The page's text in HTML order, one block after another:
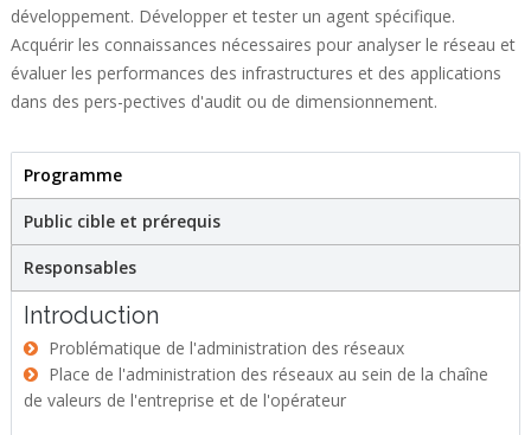
développement. Développer et tester un agent spécifique.
Acquérir les connaissances nécessaires pour analyser le réseau et
évaluer les performances des infrastructures et des applications
dans des pers-pectives d'audit ou de dimensionnement.
Stage
Programme(active tab)
Public cible et prérequis
Responsables
Introduction
Problématique de l'administration des réseaux
de valeurs de l'entreprise et de l'opérateur